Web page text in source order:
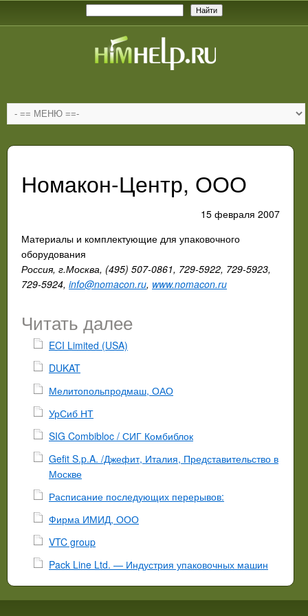
Номакон-Центр, ООО
15 февраля 2007
Материалы и комплектующие для упаковочного
оборудования
Россия, г.Москва, (495) 507-0861, 729-5922, 729-5923,
729-5924, info@nomacon.ru, www.nomacon.ru
Читать далее
ECI Limited (USA)
DUKAT
Мелитопольпродмаш, ОАО
УрСиб НТ
SIG Combibloc / СИГ Комбиблок
Gefit S.p.A. /Джефит, Италия, Представительство в
Москве
Расписание последующих перерывов:
Фирма ИМИД, ООО
VTC group
Pack Line Ltd. — Индустрия упаковочных машин